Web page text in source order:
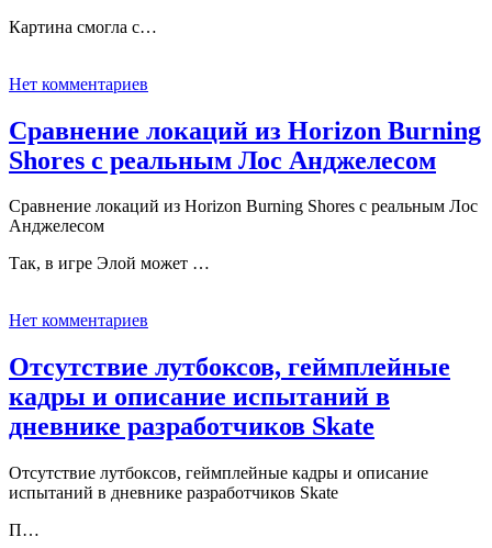
Картина смогла с…
Нет комментариев
Сравнение локаций из Horizon Burning
Shores с реальным Лос Анджелесом
Сравнение локаций из Horizon Burning Shores с реальным Лос
Анджелесом
Так, в игре Элой может …
Нет комментариев
Отсутствие лутбоксов, геймплейные
кадры и описание испытаний в
дневнике разработчиков Skate
Отсутствие лутбоксов, геймплейные кадры и описание
испытаний в дневнике разработчиков Skate
П…